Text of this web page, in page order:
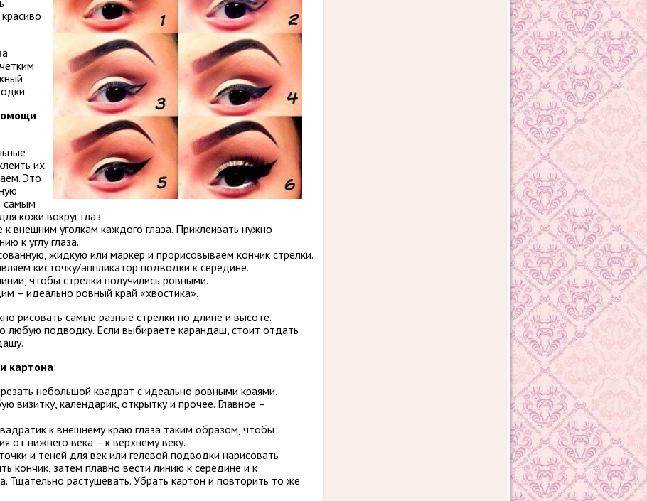
их
Это
самым
кожи вокруг глаз.
внешним уголкам каждого глаза. Приклеивать нужно
к углу глаза.
жидкую или маркер и прорисовываем кончик стрелки.
кисточку/аппликатор подводки к середине.
чтобы стрелки получились ровными.
– идеально ровный край «хвостика».
рисовать самые разные стрелки по длине и высоте.
любую подводку. Если выбираете карандаш, стоит отдать
картона:
небольшой квадрат с идеально ровными краями.
визитку, календарик, открытку и прочее. Главное –
к внешнему краю глаза таким образом, чтобы
от нижнего века – к верхнему веку.
и теней для век или гелевой подводки нарисовать
кончик, затем плавно вести линию к середине и к
Тщательно растушевать. Убрать картон и повторить то же